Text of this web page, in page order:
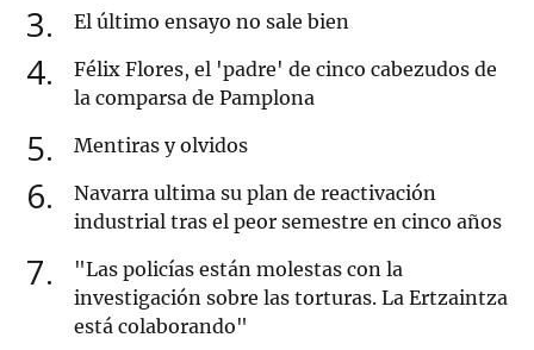
3 El último ensayo no sale bien
4
Félix Flores, el 'padre' de cinco cabezudos de
la comparsa de Pamplona
5 Mentiras y olvidos
6
Navarra ultima su plan de reactivación
industrial tras el peor semestre en cinco años
7
"Las policías están molestas con la
investigación sobre las torturas. La Ertzaintza
está colaborando"